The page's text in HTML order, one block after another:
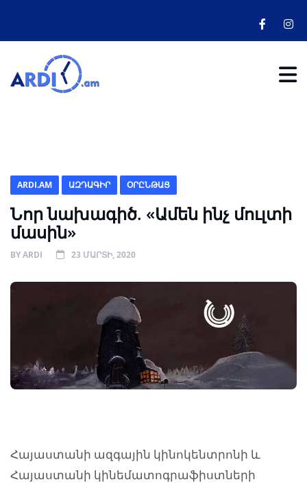
ARDI.AM ԱԶԴԱԳԻՐ ՕՐԸՆԹԱՑ
Նոր նախագիծ. «Ամեն ինչ մուլտի
մասին»
BYARDI 23 ՄԱՐՏԻ, 2020
Հայաստանի ազգային կինոկենտրոնի և
Հայաստանի կինեմատոգրաֆիստների